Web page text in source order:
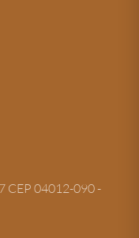
CEP 04012-090 -